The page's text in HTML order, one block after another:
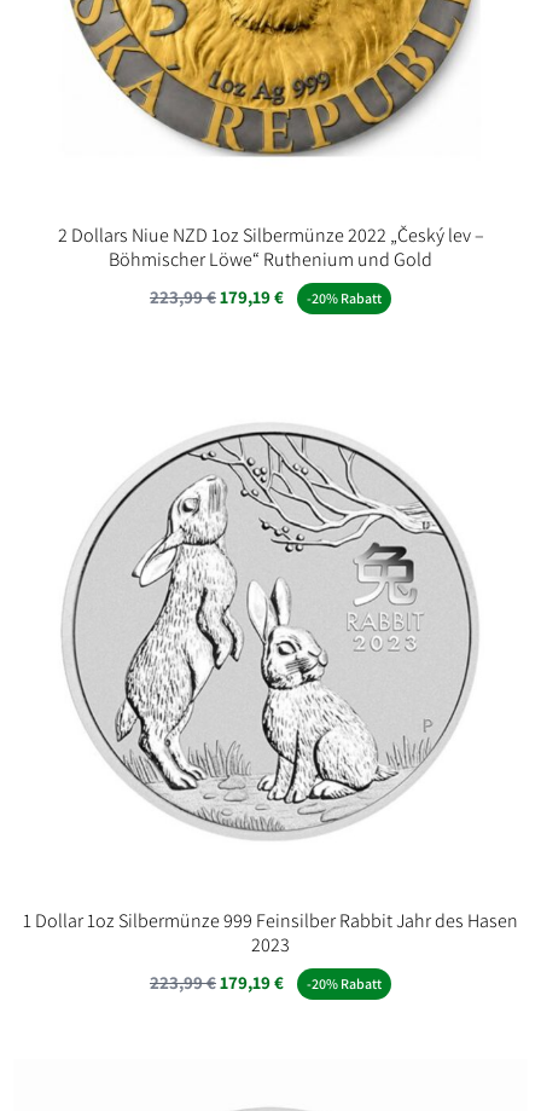
2 Dollars Niue NZD 1oz Silbermünze 2022 „Český lev –
Böhmischer Löwe“ Ruthenium und Gold
223,99€179,19€ -20% Rabatt
1 Dollar 1oz Silbermünze 999 Feinsilber Rabbit Jahr des Hasen
2023
223,99€179,19€ -20% Rabatt